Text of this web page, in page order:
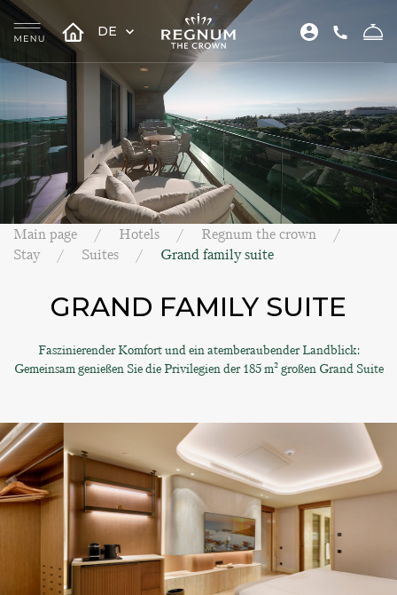
DE
Main page Hotels
Regnum the crown
Stay
Suites Grand family suite
GRAND FAMILY SUITE
Faszinierender Komfort und ein atemberaubender Landblick:
Gemeinsam genießen Sie die Privilegien der 185 m² großen Grand Suite